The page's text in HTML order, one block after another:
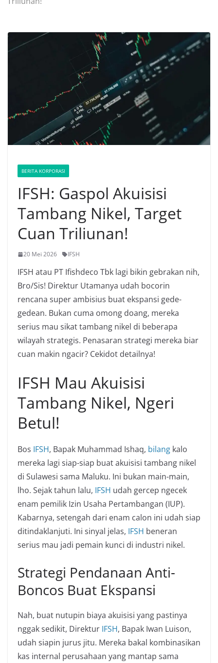
BERITA KORPORASI
IFSH: Gaspol Akuisisi
Tambang Nikel, Target
Cuan Triliunan!
20 Mei 2026 IFSH
IFSH atau PT Ifishdeco Tbk lagi bikin gebrakan nih,
Bro/Sis! Direktur Utamanya udah bocorin
rencana super ambisius buat ekspansi gede-
gedean. Bukan cuma omong doang, mereka
serius mau sikat tambang nikel di beberapa
wilayah strategis. Penasaran strategi mereka biar
cuan makin ngacir? Cekidot detailnya!
IFSH Mau Akuisisi
Tambang Nikel, Ngeri
Betul!
Bos IFSH, Bapak Muhammad Ishaq, bilang kalo
mereka lagi siap-siap buat akuisisi tambang nikel
di Sulawesi sama Maluku. Ini bukan main-main,
lho. Sejak tahun lalu, IFSH udah gercep ngecek
enam pemilik Izin Usaha Pertambangan (IUP).
Kabarnya, setengah dari enam calon ini udah siap
ditindaklanjuti. Ini sinyal jelas, IFSH beneran
serius mau jadi pemain kunci di industri nikel.
Strategi Pendanaan Anti-
Boncos Buat Ekspansi
Nah, buat nutupin biaya akuisisi yang pastinya
nggak sedikit, Direktur IFSH, Bapak Iwan Luison,
udah siapin jurus jitu. Mereka bakal kombinasikan
kas internal perusahaan yang mantap sama